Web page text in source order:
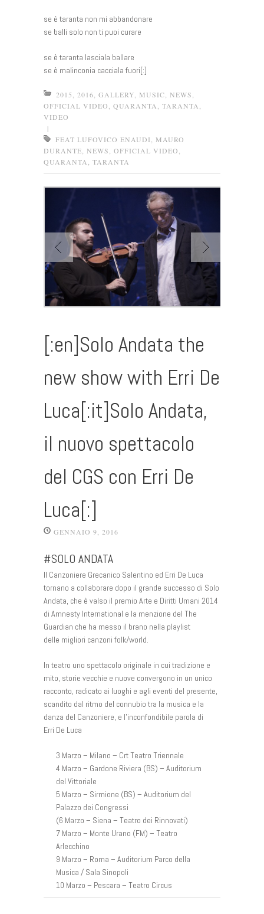
se è taranta non mi abbandonare
se balli solo non ti puoi curare
se è taranta lasciala ballare
se è malinconia cacciala fuori[:]
2015, 2016, GALLERY, MUSIC, NEWS,
OFFICIAL VIDEO, QUARANTA, TARANTA,
VIDEO
|
FEAT LUFOVICO ENAUDI, MAURO
DURANTE, NEWS, OFFICIAL VIDEO,
QUARANTA, TARANTA
[:en]Solo Andata the
new show with Erri De
Luca[:it]Solo Andata,
il nuovo spettacolo
del CGS con Erri De
Luca[:]
GENNAIO 9, 2016
#SOLO ANDATA
Il Canzoniere Grecanico Salentino ed Erri De Luca
tornano a collaborare dopo il grande successo di Solo
Andata, che è valso il premio Arte e Diritti Umani 2014
di Amnesty International e la menzione del The
Guardian che ha messo il brano nella playlist
delle migliori canzoni folk/world.
In teatro uno spettacolo originale in cui tradizione e
mito, storie vecchie e nuove convergono in un unico
racconto, radicato ai luoghi e agli eventi del presente,
scandito dal ritmo del connubio tra la musica e la
danza del Canzoniere, e l’inconfondibile parola di
Erri De Luca
3 Marzo – Milano – Crt Teatro Triennale
4 Marzo – Gardone Riviera (BS) – Auditorium
del Vittoriale
5 Marzo – Sirmione (BS) – Auditorium del
Palazzo dei Congressi
(6 Marzo – Siena – Teatro dei Rinnovati)
7 Marzo – Monte Urano (FM) – Teatro
Arlecchino
9 Marzo – Roma – Auditorium Parco della
Musica / Sala Sinopoli
10 Marzo – Pescara – Teatro Circus